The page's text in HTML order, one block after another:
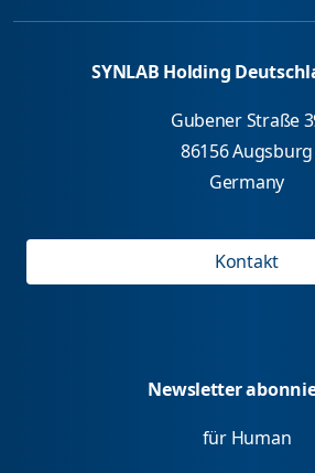
SYNLAB Holding
Gubener Straße
86156 Augsburg
Germany
Kontakt
Newsletter
für Human